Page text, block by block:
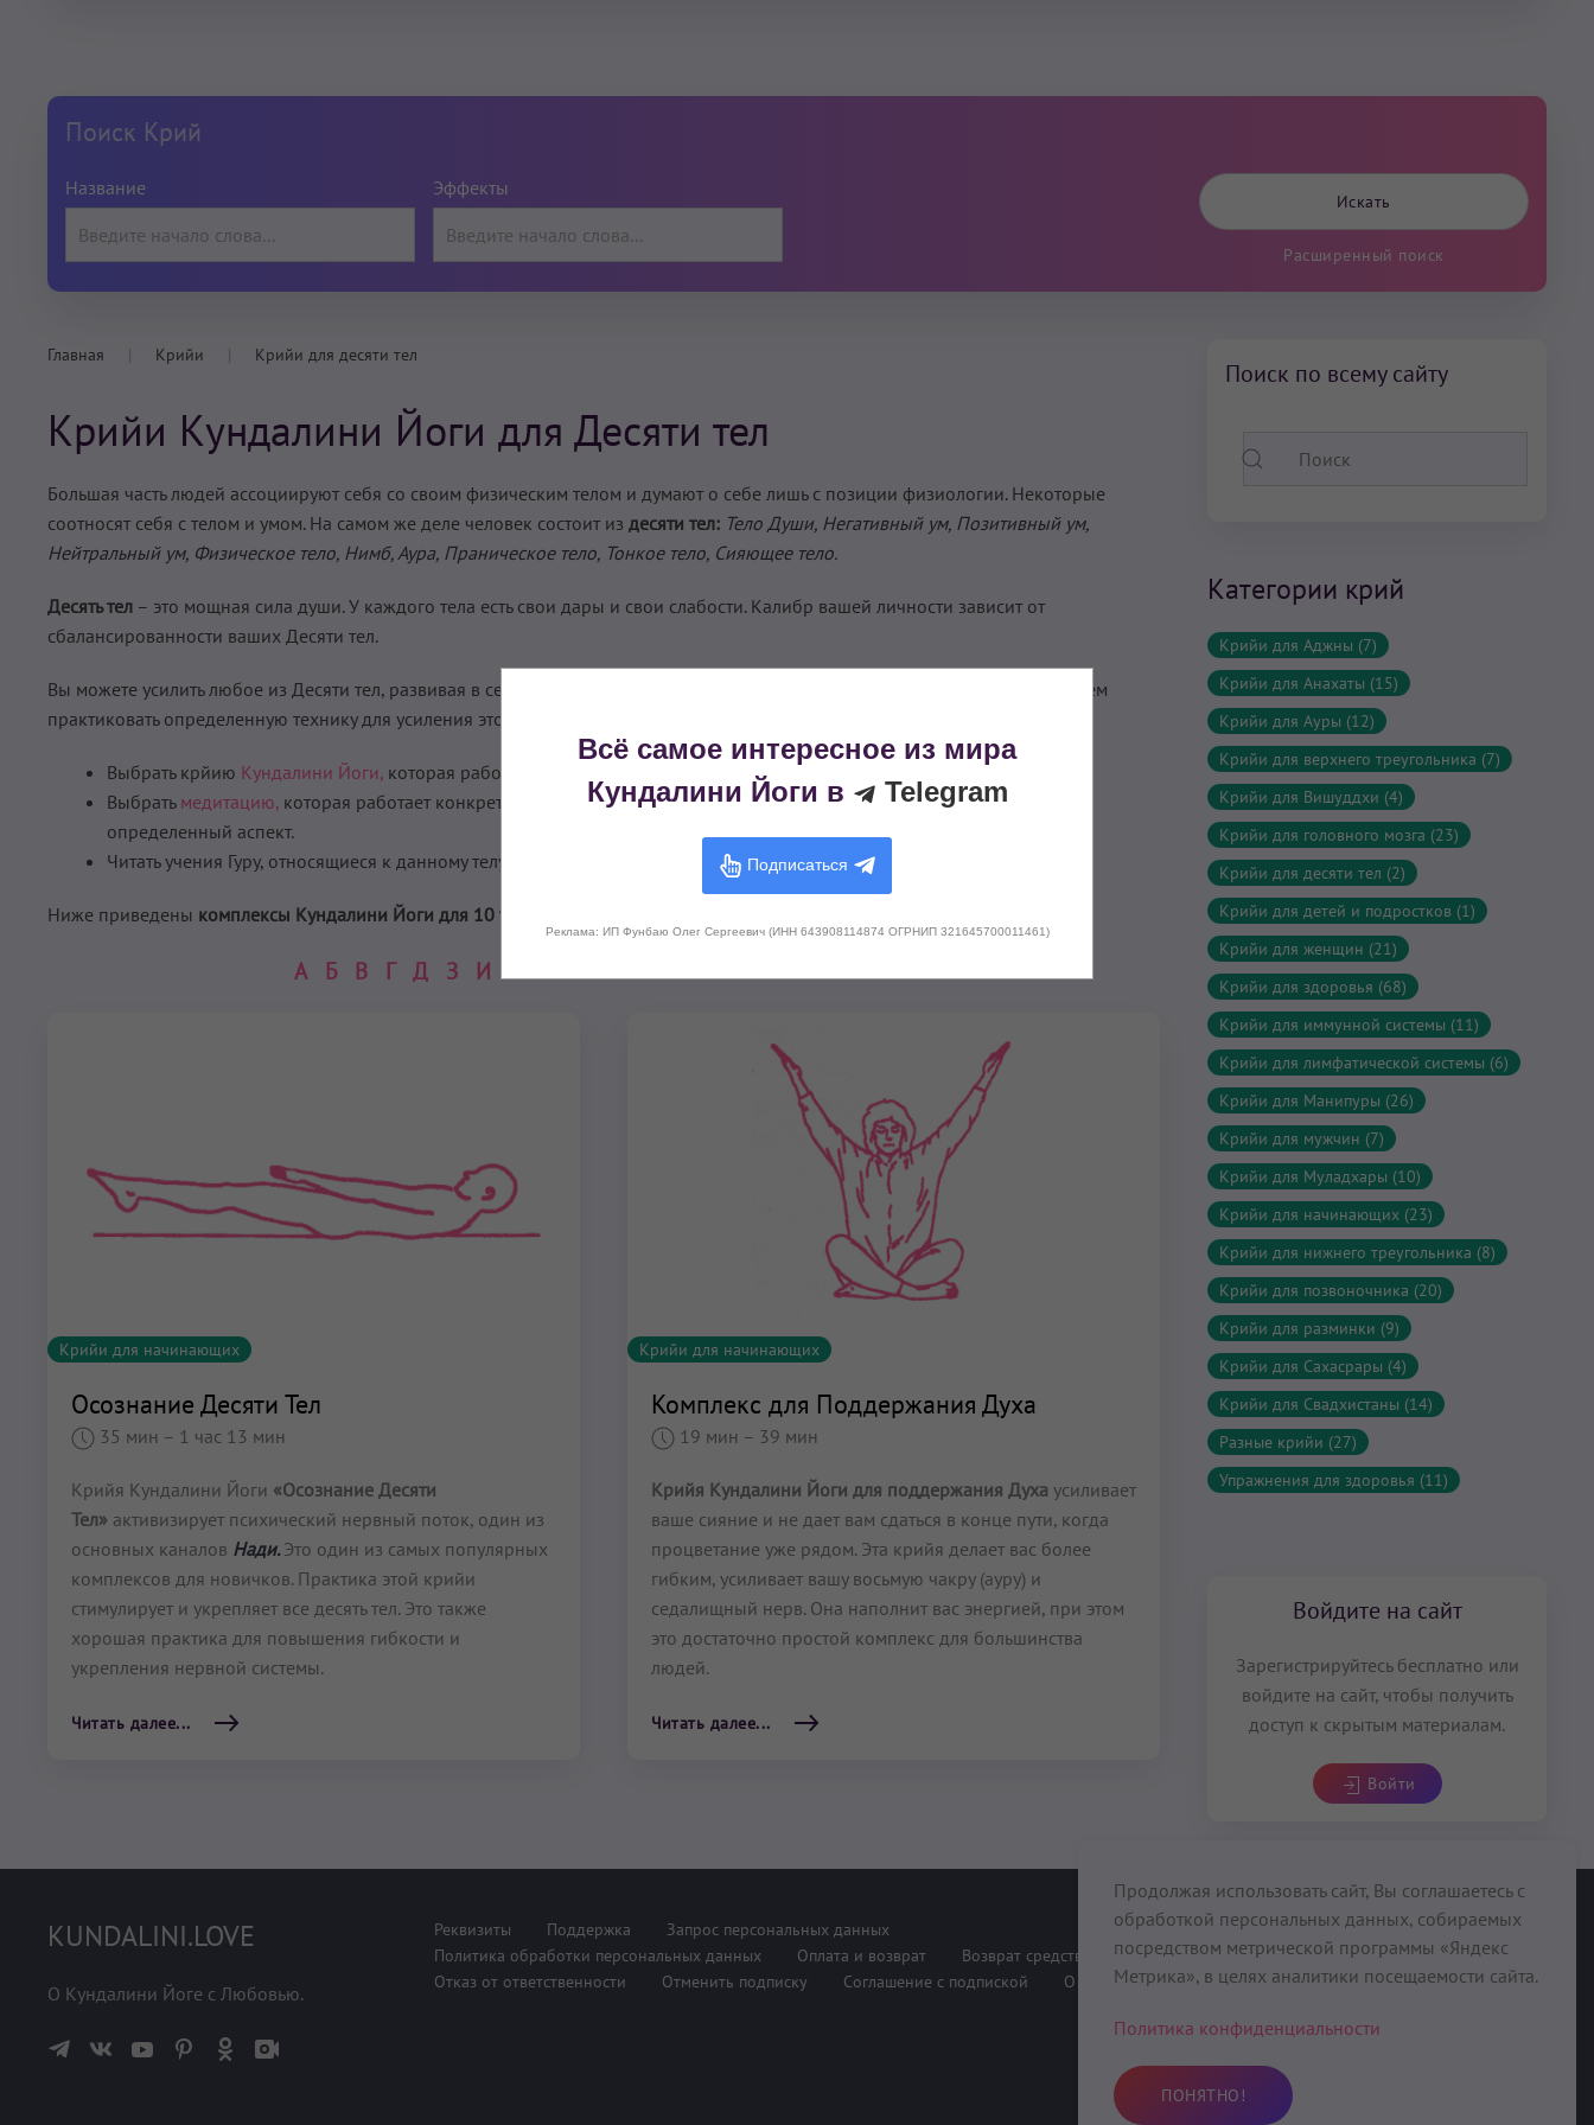
Поиск Крий
Название Эффекты
Расширенный поиск
Главная Крийи Крийи для десяти тел
Крийи Кундалини Йоги для Десяти тел
Большая часть людей ассоциируют себя со своим физическим телом и думают о себе лишь с позиции физиологии. Некоторые
соотносят себя с телом и умом. На самом же деле человек состоит из десяти тел: Тело Души, Негативный ум, Позитивный ум,
Нейтральный ум, Физическое тело, Нимб, Аура, Праническое тело, Тонкое тело, Сияющее тело.
Десять тел – это мощная сила души. У каждого тела есть свои дары и свои слабости. Калибр вашей личности зависит от
сбалансированности ваших Десяти тел.
Вы можете усилить любое из Десяти тел, развивая в себе способность определять, какое тело находится в дисбалансе, и затем
практиковать определенную технику для усиления этого тела. Для этого вы можете:
Выбрать крйию Кундалини Йоги, которая работает с этим телом или соответствующей ему
Выбрать медитацию, которая работает конкретно с этим телом, или в которой используется мантра, усиливающая
определенный аспект.
Читать учения Гуру, относящиеся к данному телу и изучать его жизнь и его слова.
Ниже приведены комплексы Кундалини Йоги для 10 тел.
А Б В Г Д З И К Л М Н О П Р С Т У Х Ч Э
Крийи для начинающих
Осознание Десяти Тел
35 мин – 1 час 13 мин
Крийя Кундалини Йоги «Осознание Десяти
Тел» активизирует психический нервный поток, один из
основных каналов Нади.Это один из самых популярных
комплексов для новичков. Практика этой крийи
стимулирует и укреп­ляет все десять тел. Это также
хорошая практика для повышения гибкости и
укрепления нервной системы.
Читать далее...
Крийи для начинающих
Комплекс для Поддержания Духа
19 мин – 39 мин
Крийя Кундалини Йоги для поддержания Духа усиливает
ваше сияние и не дает вам сдаться в конце пути, когда
процветание уже рядом. Эта крийя делает вас более
гибким, усиливает вашу восьмую чакру (ауру) и
седалищный нерв. Она наполнит вас энергией, при этом
это достаточно простой комплекс для большинства
людей.
Читать далее...
Поиск по всему сайту
Категории крий
Крийи для Аджны (7)
Крийи для Анахаты (15)
Крийи для Ауры (12)
Крийи для верхнего треугольника (7)
Крийи для Вишуддхи (4)
Крийи для головного мозга (23)
Крийи для десяти тел (2)
Крийи для детей и подростков (1)
Крийи для женщин (21)
Крийи для здоровья (68)
Крийи для иммунной системы (11)
Крийи для лимфатической системы (6)
Крийи для Манипуры (26)
Крийи для мужчин (7)
Крийи для Муладхары (10)
Крийи для начинающих (23)
Крийи для нижнего треугольника (8)
Крийи для позвоночника (20)
Крийи для разминки (9)
Крийи для Сахасрары (4)
Крийи для Свадхистаны (14)
Разные крийи (27)
Упражнения для здоровья (11)
Войдите на сайт
Зарегистрируйтесь бесплатно или
войдите на сайт, чтобы получить
доступ к скрытым материалам.
Войти
KUNDALINI.LOVE
О Кундалини Йоге с Любовью.
Реквизиты Поддержка
Запрос персональных данных
Политика обработки персональных данных
Оплата и возврат
Возврат средств
Отказ от ответственности
Отменить подписку Соглашение с подпиской О нас
При поддержке
Всё самое интересное из мира
Кундалини Йоги в
Telegram
Подписаться
Реклама: ИП Фунбаю Олег Сергеевич (ИНН 643908114874 ОГРНИП 321645700011461)
Продолжая использовать сайт, Вы соглашаетесь с
обработкой персональных данных, собираемых
посредством метрической программы «Яндекс
Метрика», в целях аналитики посещаемости сайта.
Политика конфиденциальности
ПОНЯТНО!